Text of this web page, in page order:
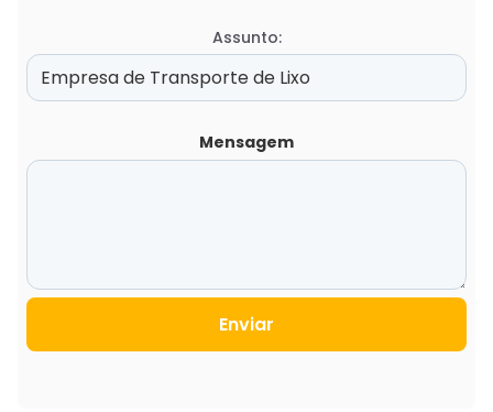
Assunto:
Mensagem
Enviar